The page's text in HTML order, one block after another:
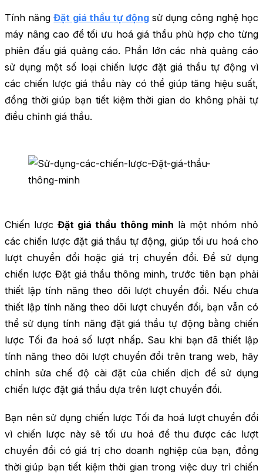
Tính năngĐặt giá thầu tự động sử dụng công nghệ học
máy nâng cao để tối ưu hoá giá thầu phù hợp cho từng
phiên đấu giá quảng cáo. Phần lớn các nhà quảng cáo
sử dụng một số loại chiến lược đặt giá thầu tự động vì
các chiến lược giá thầu này có thể giúp tăng hiệu suất,
đồng thời giúp bạn tiết kiệm thời gian do không phải tự
điều chỉnh giá thầu.
Chiến lượcĐặt giá thầu thông minh là một nhóm nhỏ
các chiến lược đặt giá thầu tự động, giúp tối ưu hoá cho
lượt chuyển đổi hoặc giá trị chuyển đổi. Để sử dụng
chiến lược Đặt giá thầu thông minh, trước tiên bạn phải
thiết lập tính năng theo dõi lượt chuyển đổi. Nếu chưa
thiết lập tính năng theo dõi lượt chuyển đổi, bạn vẫn có
thể sử dụng tính năng đặt giá thầu tự động bằng chiến
lược Tối đa hoá số lượt nhấp. Sau khi bạn đã thiết lập
tính năng theo dõi lượt chuyển đổi trên trang web, hãy
chỉnh sửa chế độ cài đặt của chiến dịch để sử dụng
chiến lược đặt giá thầu dựa trên lượt chuyển đổi.
Bạn nên sử dụng chiến lược Tối đa hoá lượt chuyển đổi
vì chiến lược này sẽ tối ưu hoá để thu được các lượt
chuyển đổi có giá trị cho doanh nghiệp của bạn, đồng
thời giúp bạn tiết kiệm thời gian trong việc duy trì chiến